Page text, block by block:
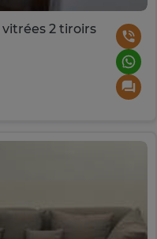
2 tiroirs